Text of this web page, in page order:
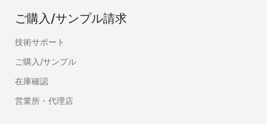
ご購入/サンプル請求
技術サポート
ご購入/サンプル
在庫確認
営業所・代理店